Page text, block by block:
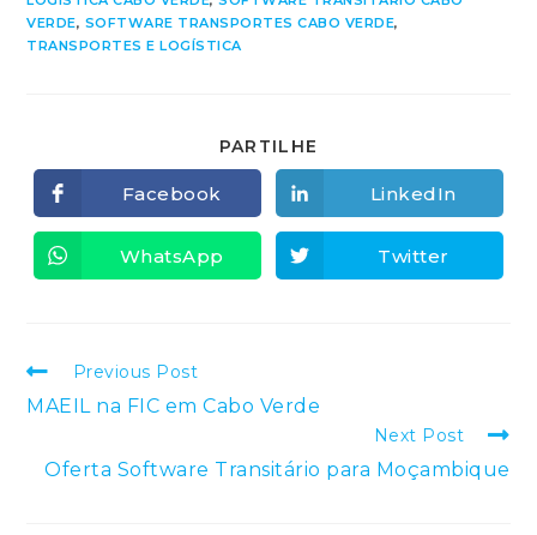
VERDE, SOFTWARE TRANSPORTES CABO VERDE,
TRANSPORTES E LOGÍSTICA
PARTILHE
Opens
in
a
new
window
Facebook Opens
in
a
new
window
LinkedIn
Opens
in
WhatsApp Opens
in
Twitter
Read
articles
Previous Post
MAEIL na FIC em Cabo Verde
Next Post
Oferta Software Transitário para Moçambique